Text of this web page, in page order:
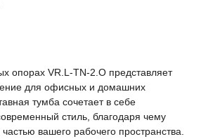
опорах VR.L-TN-2.O представляет
для офисных и домашних
тумба сочетает в себе
стиль, благодаря чему
вашего рабочего пространства.